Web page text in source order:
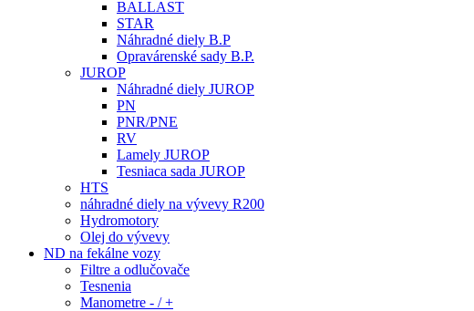
BALLAST
STAR
Náhradné diely B.P
Opravárenské sady B.P.
JUROP
Náhradné diely JUROP
PN
PNR/PNE
RV
Lamely JUROP
Tesniaca sada JUROP
HTS
náhradné diely na vývevy R200
Hydromotory
Olej do vývevy
ND na fekálne vozy
Filtre a odlučovače
Tesnenia
Manometre - / +